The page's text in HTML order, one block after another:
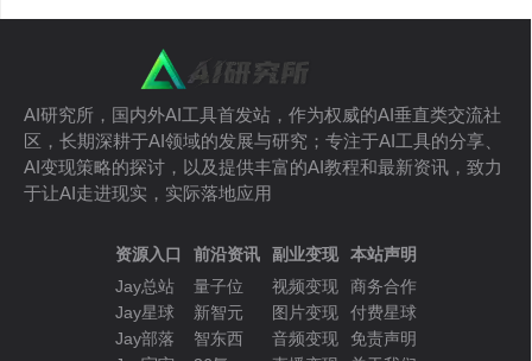
AI研究所，国内外AI工具首发站，作为权威的AI垂直类交流社
区，长期深耕于AI领域的发展与研究；专注于AI工具的分享、
AI变现策略的探讨，以及提供丰富的AI教程和最新资讯，致力
于让AI走进现实，实际落地应用
资源入口
Jay总站
Jay星球
Jay部落
前沿资讯
量子位
新智元
智东西
副业变现
视频变现
图片变现
音频变现
本站声明
商务合作
付费星球
免责声明